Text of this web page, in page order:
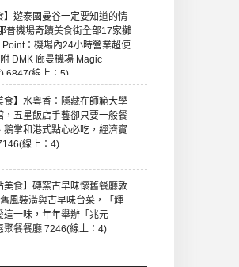
】遊泰國曼谷一定要知道的情
普機場奇蹟美食街全部17家攤
：機場內24小時營業超便
DMK 廊曼機場 Magic
6847(線上：5)
食】水粵香：隱藏在師範大學
，五星飯店手藝卻只要一般餐
鵝掌和港式點心必吃，經濟實
線上：4)
美食】磚窯古早味懷舊餐廳敦
風裝潢與古早味台菜，「輝
這一味，年年舉辦「兆元
聚餐餐廳 7246(線上：4)